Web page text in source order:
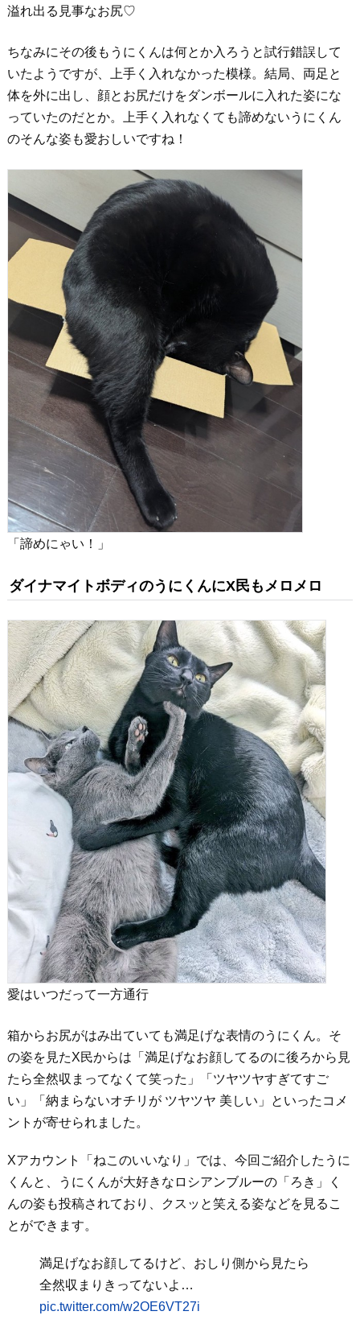
溢れ出る見事なお尻♡
ちなみにその後もうにくんは何とか入ろうと試行錯誤して
いたようですが、上手く入れなかった模様。結局、両足と
体を外に出し、顔とお尻だけをダンボールに入れた姿にな
っていたのだとか。上手く入れなくても諦めないうにくん
のそんな姿も愛おしいですね！
「諦めにゃい！」
ダイナマイトボディのうにくんにX民もメロメロ
愛はいつだって一方通行
箱からお尻がはみ出ていても満足げな表情のうにくん。そ
の姿を見たX民からは「満足げなお顔してるのに後ろから見
たら全然収まってなくて笑った」「ツヤツヤすぎてすご
い」「納まらないオチリが ツヤツヤ 美しい」といったコメ
ントが寄せられました。
Xアカウント「ねこのいいなり」では、今回ご紹介したうに
くんと、うにくんが大好きなロシアンブルーの「ろき」く
んの姿も投稿されており、クスッと笑える姿などを見るこ
とができます。
満足げなお顔してるけど、おしり側から見たら
全然収まりきってないよ…
pic.twitter.com/w2OE6VT27i